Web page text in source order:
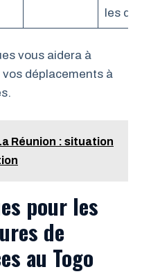
les
vous aidera à
déplacements à
Réunion : situation
pour les
de
au Togo